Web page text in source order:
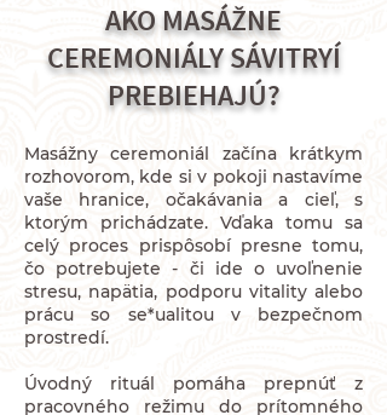
AKOMASÁŽNE
CEREMONIÁLY SÁVITRYÍ
PREBIEHAJÚ?
Masážny ceremoniál začína krátkym
rozhovorom, kde si v pokoji nastavíme
vaše hranice, očakávania a cieľ, s
ktorým prichádzate. Vďaka tomu sa
celý proces prispôsobí presne tomu,
čo potrebujete - či ide o uvoľnenie
stresu, napätia, podporu vitality alebo
prácu so se*ualitou v bezpečnom
prostredí.
Úvodný rituál pomáha prepnúť z
pracovného režimu do prítomného